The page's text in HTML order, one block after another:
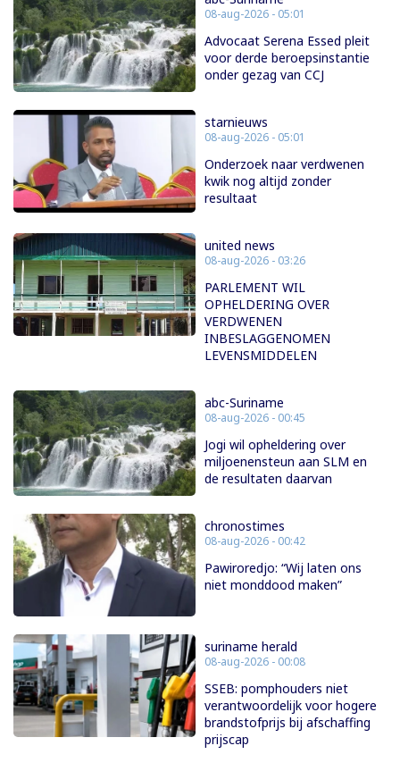
08-aug-2026 - 05:01
Advocaat Serena Essed pleit
voor derde beroepsinstantie
onder gezag van CCJ
starnieuws
08-aug-2026 - 05:01
Onderzoek naar verdwenen
kwik nog altijd zonder
resultaat
united news
08-aug-2026 - 03:26
PARLEMENT WIL
OPHELDERING OVER
VERDWENEN
INBESLAGGENOMEN
LEVENSMIDDELEN
abc-Suriname
08-aug-2026 - 00:45
Jogi wil opheldering over
miljoenensteun aan SLM en
de resultaten daarvan
chronostimes
08-aug-2026 - 00:42
Pawiroredjo: “Wij laten ons
niet monddood maken”
suriname herald
08-aug-2026 - 00:08
SSEB: pomphouders niet
verantwoordelijk voor hogere
brandstofprijs bij afschaffing
prijscap